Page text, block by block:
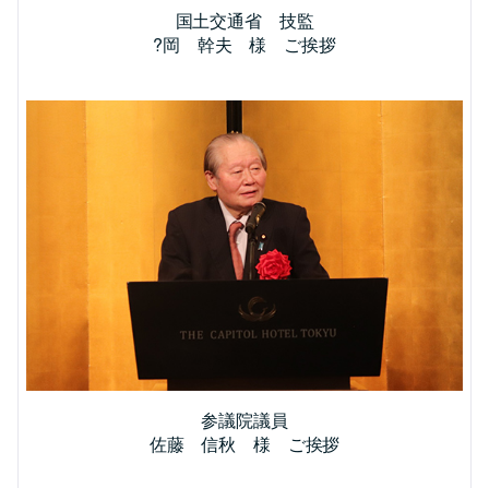
国土交通省 技監
?岡 幹夫 様 ご挨拶
参議院議員
佐藤 信秋 様 ご挨拶